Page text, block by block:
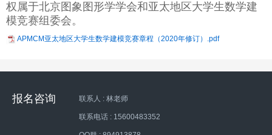
权属于北京图象图形学学会和亚太地区大学生数学建
模竞赛组委会。
APMCM亚太地区大学生数学建模竞赛章程（2020年修订）.pdf
报名咨询 联系人 : 林老师
联系电话 : 15600483352